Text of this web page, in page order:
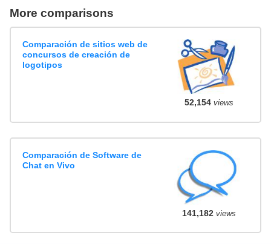
More comparisons
Comparación de sitios web de
concursos de creación de
logotipos
52,154views
Comparación de Software de
Chat en Vivo
141,182views